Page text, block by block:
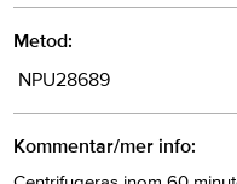
Metod:
NPU28689
Kommentar/mer info: